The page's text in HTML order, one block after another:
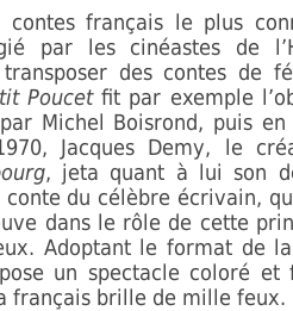
contes français le plus
par les cinéastes de
des contes de
Poucetfit par exemple
Michel Boisrond, puis
Jacques Demy, le
, jeta quant à lui son
du célèbre écrivain,
dans le rôle de cette
Adoptant le format de
un spectacle coloré et
français brille de mille feux.